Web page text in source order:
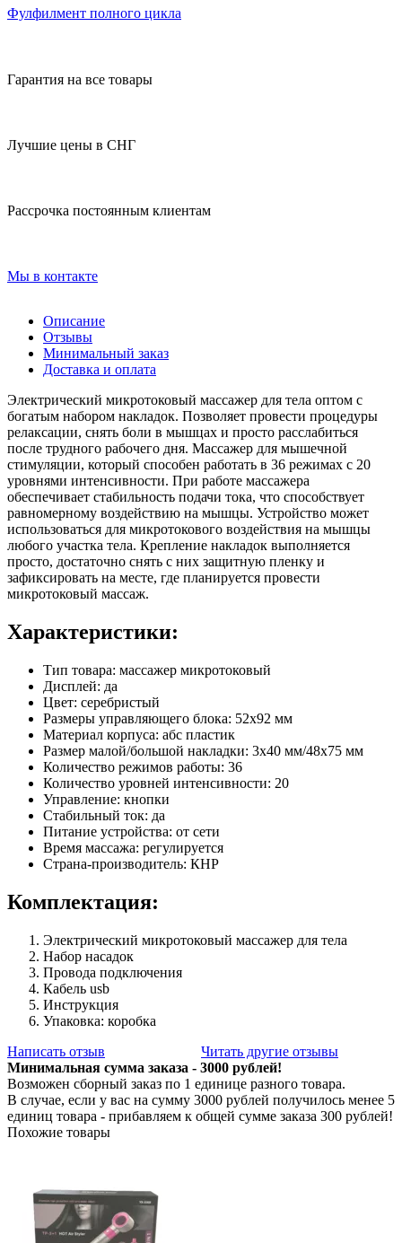
Фулфилмент полного цикла
Гарантия на все товары
Лучшие цены в СНГ
Рассрочка постоянным клиентам
Мы в контакте
Описание
Отзывы
Минимальный заказ
Доставка и оплата
Электрический микротоковый массажер для тела оптом с
богатым набором накладок. Позволяет провести процедуры
релаксации, снять боли в мышцах и просто расслабиться
после трудного рабочего дня. Массажер для мышечной
стимуляции, который способен работать в 36 режимах с 20
уровнями интенсивности. При работе массажера
обеспечивает стабильность подачи тока, что способствует
равномерному воздействию на мышцы. Устройство может
использоваться для микротокового воздействия на мышцы
любого участка тела. Крепление накладок выполняется
просто, достаточно снять с них защитную пленку и
зафиксировать на месте, где планируется провести
микротоковый массаж.
Характеристики:
Тип товара: массажер микротоковый
Дисплей: да
Цвет: серебристый
Размеры управляющего блока: 52х92 мм
Материал корпуса: абс пластик
Размер малой/большой накладки: 3х40 мм/48х75 мм
Количество режимов работы: 36
Количество уровней интенсивности: 20
Управление: кнопки
Стабильный ток: да
Питание устройства: от сети
Время массажа: регулируется
Страна-производитель: КНР
Комплектация:
Электрический микротоковый массажер для тела
Набор насадок
Провода подключения
Кабель usb
Инструкция
Упаковка: коробка
Написать отзыв
Читать другие отзывы
Минимальная сумма заказа - 3000 рублей!
Возможен сборный заказ по 1 единице разного товара.
В случае, если у вас на сумму 3000 рублей получилось менее 5
единиц товара - прибавляем к общей сумме заказа 300 рублей!
Похожие товары